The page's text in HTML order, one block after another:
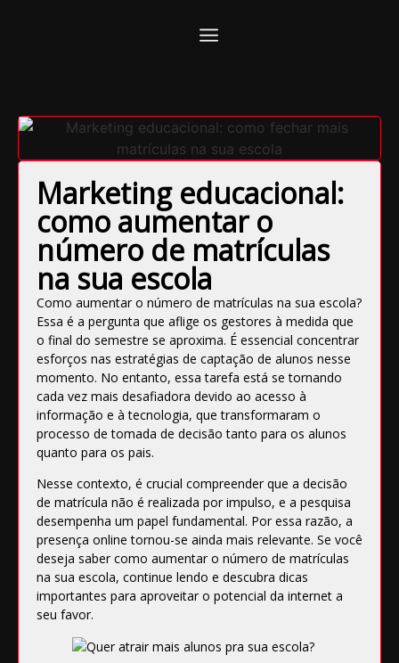
Marketing educacional:
como aumentar o
número de matrículas
na sua escola
Como aumentar o número de matrículas na sua escola?
Essa é a pergunta que aflige os gestores à medida que
o final do semestre se aproxima. É essencial concentrar
esforços nas estratégias de captação de alunos nesse
momento. No entanto, essa tarefa está se tornando
cada vez mais desafiadora devido ao acesso à
informação e à tecnologia, que transformaram o
processo de tomada de decisão tanto para os alunos
quanto para os pais.
Nesse contexto, é crucial compreender que a decisão
de matrícula não é realizada por impulso, e a pesquisa
desempenha um papel fundamental. Por essa razão, a
presença online tornou-se ainda mais relevante. Se você
deseja saber como aumentar o número de matrículas
na sua escola, continue lendo e descubra dicas
importantes para aproveitar o potencial da internet a
seu favor.